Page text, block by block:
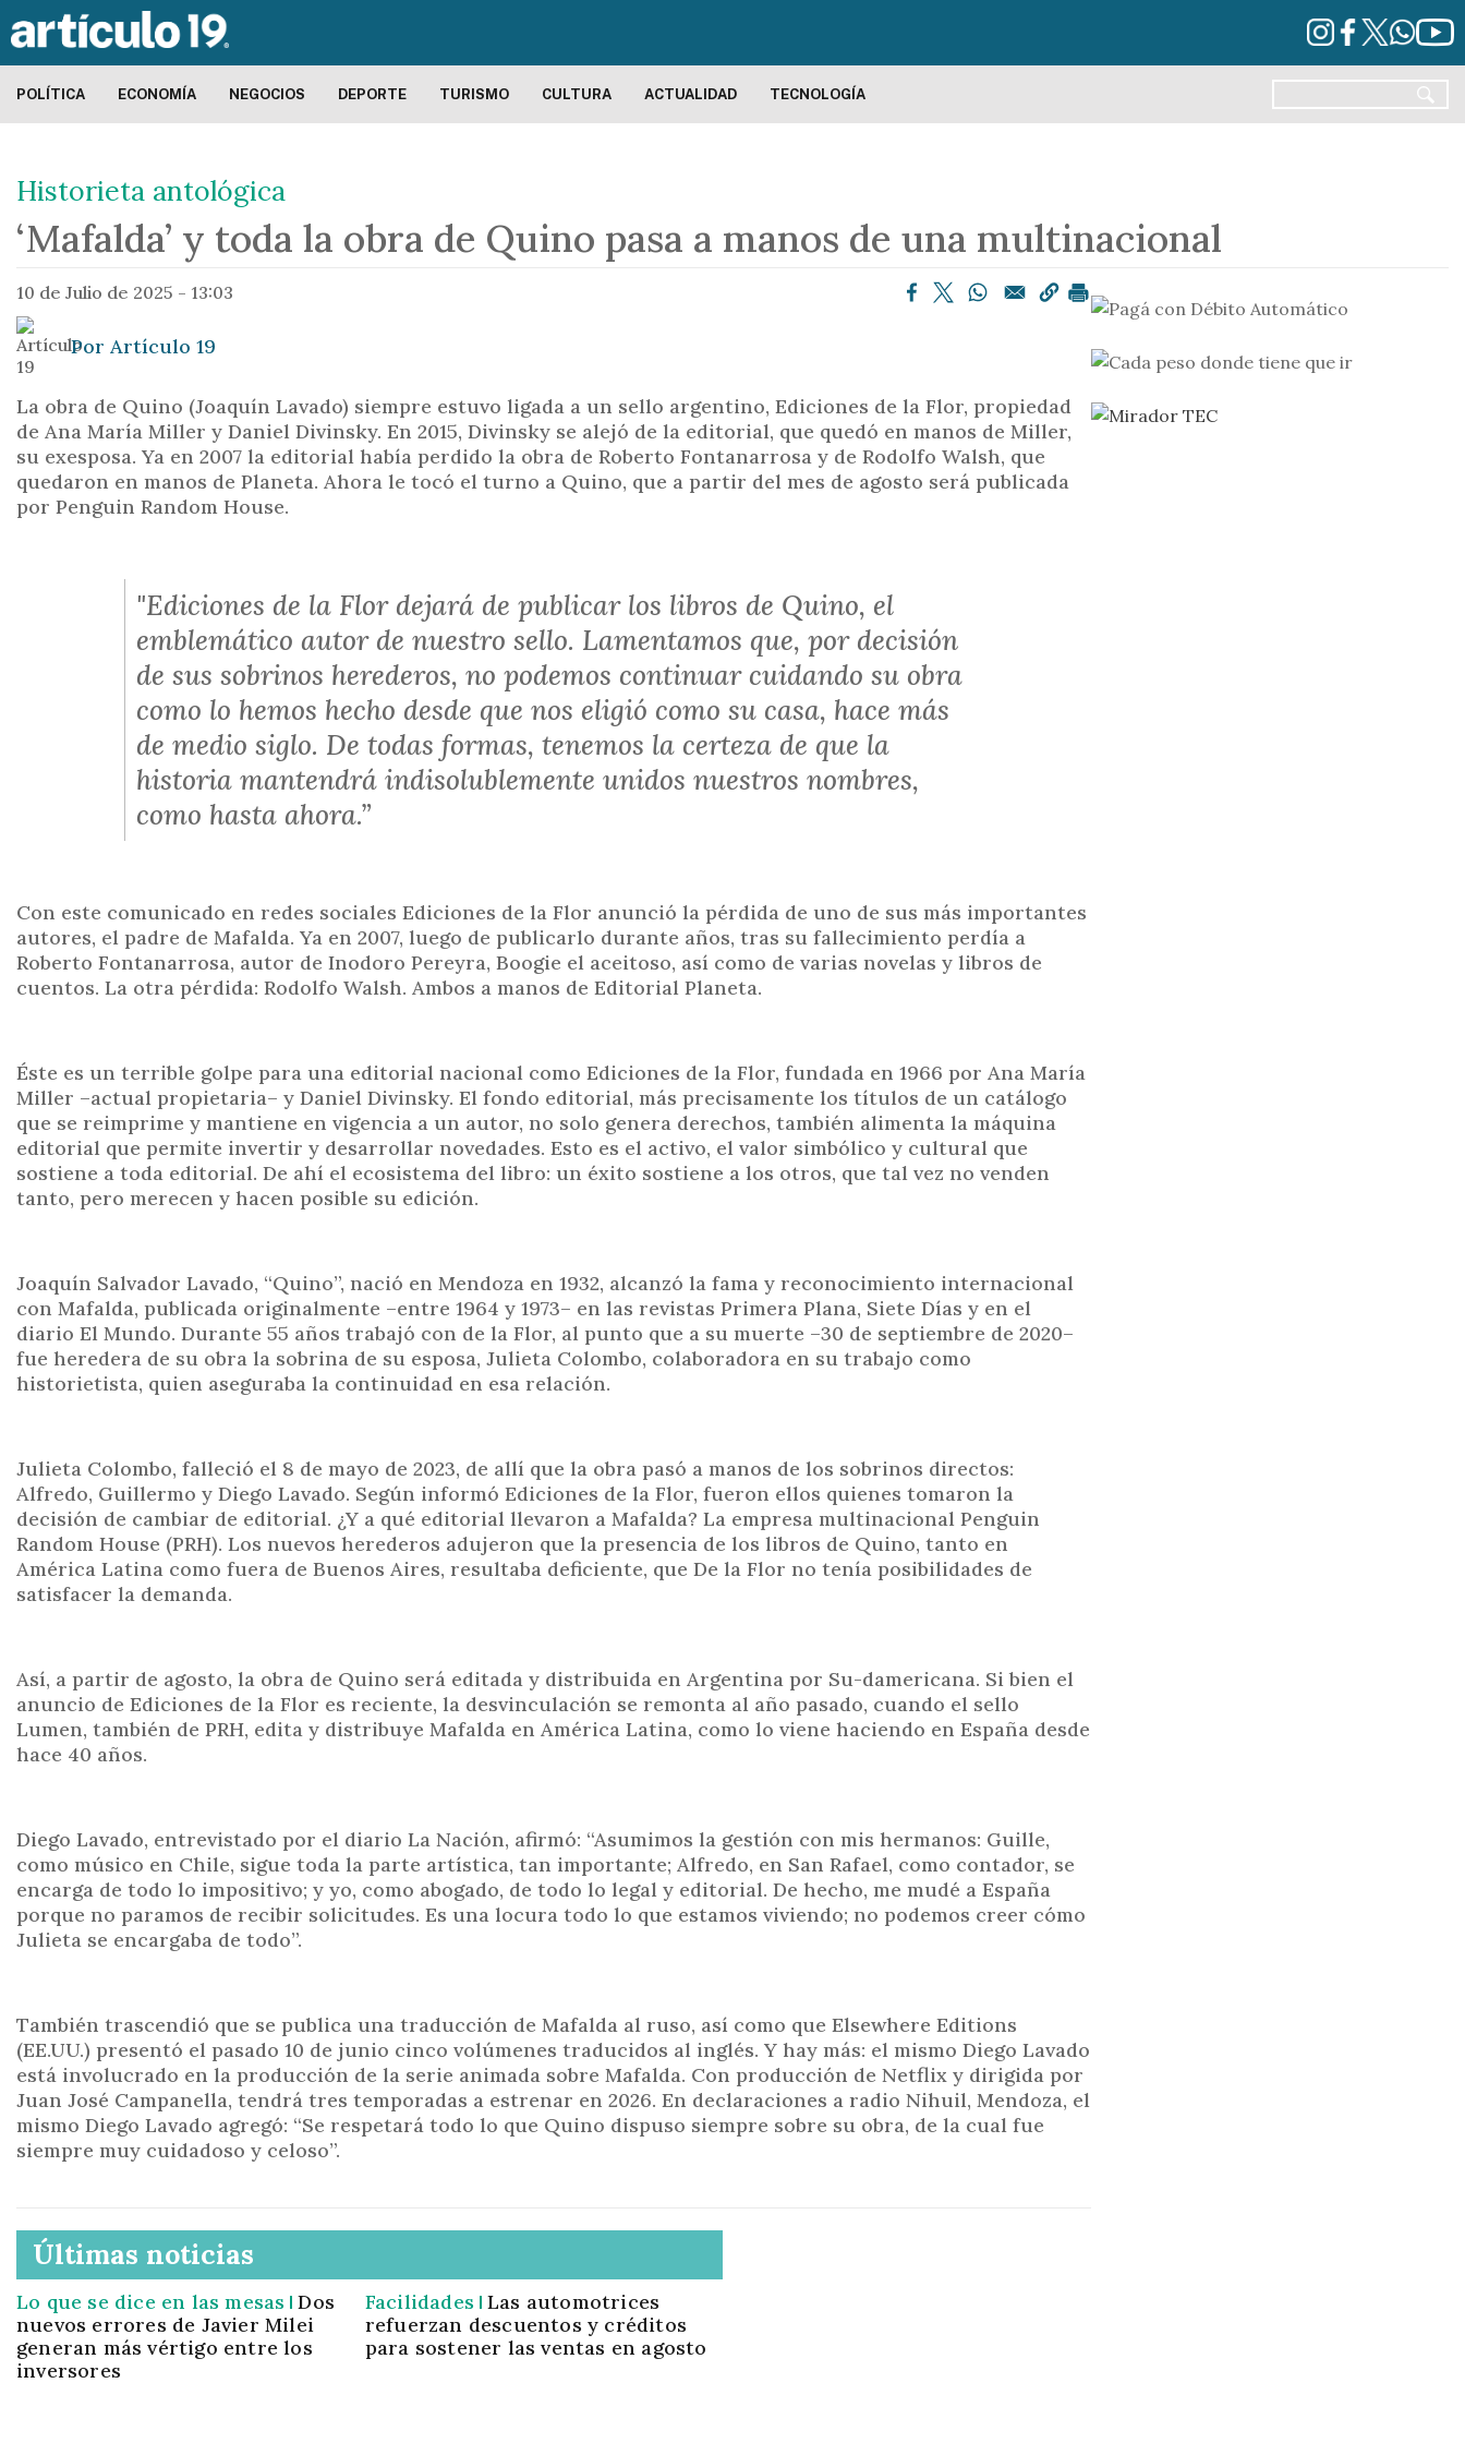
s
a
r
o
d
o
p
r
p
a
l
POLÍTICA ECONOMÍA NEGOCIOS DEPORTE TURISMO CULTURA ACTUALIDAD TECNOLOGÍA
Historieta antológica
‘Mafalda’ y toda la obra de Quino pasa a manos de una multinacional
10 de Julio de 2025 - 13:03
Por Artículo 19
La obra de Quino (Joaquín Lavado) siempre estuvo ligada a un sello argentino, Ediciones de la Flor, propiedad
de Ana María Miller y Daniel Divinsky. En 2015, Divinsky se alejó de la editorial, que quedó en manos de Miller,
su exesposa. Ya en 2007 la editorial había perdido la obra de Roberto Fontanarrosa y de Rodolfo Walsh, que
quedaron en manos de Planeta. Ahora le tocó el turno a Quino, que a partir del mes de agosto será publicada
por Penguin Random House.
"Ediciones de la Flor dejará de publicar los libros de Quino, el
emblemático autor de nuestro sello. Lamentamos que, por decisión
de sus sobrinos herederos, no podemos continuar cuidando su obra
como lo hemos hecho desde que nos eligió como su casa, hace más
de medio siglo. De todas formas, tenemos la certeza de que la
historia mantendrá indisolublemente unidos nuestros nombres,
como hasta ahora.”
Con este comunicado en redes sociales Ediciones de la Flor anunció la pérdida de uno de sus más importantes
autores, el padre de Mafalda. Ya en 2007, luego de publicarlo durante años, tras su fallecimiento perdía a
Roberto Fontanarrosa, autor de Inodoro Pereyra, Boogie el aceitoso, así como de varias novelas y libros de
cuentos. La otra pérdida: Rodolfo Walsh. Ambos a manos de Editorial Planeta.
Éste es un terrible golpe para una editorial nacional como Ediciones de la Flor, fundada en 1966 por Ana María
Miller –actual propietaria– y Daniel Divinsky. El fondo editorial, más precisamente los títulos de un catálogo
que se reimprime y mantiene en vigencia a un autor, no solo genera derechos, también alimenta la máquina
editorial que permite invertir y desarrollar novedades. Esto es el activo, el valor simbólico y cultural que
sostiene a toda editorial. De ahí el ecosistema del libro: un éxito sostiene a los otros, que tal vez no venden
tanto, pero merecen y hacen posible su edición.
Joaquín Salvador Lavado, “Quino”, nació en Mendoza en 1932, alcanzó la fama y reconocimiento internacional
con Mafalda, publicada originalmente –entre 1964 y 1973– en las revistas Primera Plana, Siete Días y en el
diario El Mundo. Durante 55 años trabajó con de la Flor, al punto que a su muerte –30 de septiembre de 2020–
fue heredera de su obra la sobrina de su esposa, Julieta Colombo, colaboradora en su trabajo como
historietista, quien aseguraba la continuidad en esa relación.
Julieta Colombo, falleció el 8 de mayo de 2023, de allí que la obra pasó a manos de los sobrinos directos:
Alfredo, Guillermo y Diego Lavado. Según informó Ediciones de la Flor, fueron ellos quienes tomaron la
decisión de cambiar de editorial. ¿Y a qué editorial llevaron a Mafalda? La empresa multinacional Penguin
Random House (PRH). Los nuevos herederos adujeron que la presencia de los libros de Quino, tanto en
América Latina como fuera de Buenos Aires, resultaba deficiente, que De la Flor no tenía posibilidades de
satisfacer la demanda.
Así, a partir de agosto, la obra de Quino será editada y distribuida en Argentina por Su-damericana. Si bien el
anuncio de Ediciones de la Flor es reciente, la desvinculación se remonta al año pasado, cuando el sello
Lumen, también de PRH, edita y distribuye Mafalda en América Latina, como lo viene haciendo en España desde
hace 40 años.
Diego Lavado, entrevistado por el diario La Nación, afirmó: “Asumimos la gestión con mis hermanos: Guille,
como músico en Chile, sigue toda la parte artística, tan importante; Alfredo, en San Rafael, como contador, se
encarga de todo lo impositivo; y yo, como abogado, de todo lo legal y editorial. De hecho, me mudé a España
porque no paramos de recibir solicitudes. Es una locura todo lo que estamos viviendo; no podemos creer cómo
Julieta se encargaba de todo”.
También trascendió que se publica una traducción de Mafalda al ruso, así como que Elsewhere Editions
(EE.UU.) presentó el pasado 10 de junio cinco volúmenes traducidos al inglés. Y hay más: el mismo Diego Lavado
está involucrado en la producción de la serie animada sobre Mafalda. Con producción de Netflix y dirigida por
Juan José Campanella, tendrá tres temporadas a estrenar en 2026. En declaraciones a radio Nihuil, Mendoza, el
mismo Diego Lavado agregó: “Se respetará todo lo que Quino dispuso siempre sobre su obra, de la cual fue
siempre muy cuidadoso y celoso”.
Últimas noticias
Lo que se dice en las mesas Dos
nuevos errores de Javier Milei
generan más vértigo entre los
inversores
Facilidades Las automotrices
refuerzan descuentos y créditos
para sostener las ventas en agosto